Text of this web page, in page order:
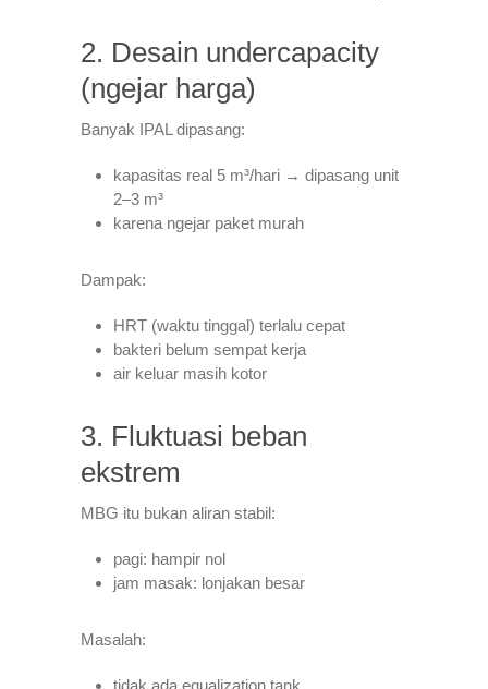
2. Desain undercapacity
(ngejar harga)
Banyak IPAL dipasang:
kapasitas real 5 m³/hari → dipasang unit
2–3 m³
karena ngejar paket murah
Dampak:
HRT (waktu tinggal) terlalu cepat
bakteri belum sempat kerja
air keluar masih kotor
3. Fluktuasi beban
ekstrem
MBG itu bukan aliran stabil:
pagi: hampir nol
jam masak: lonjakan besar
Masalah:
tidak ada equalization tank